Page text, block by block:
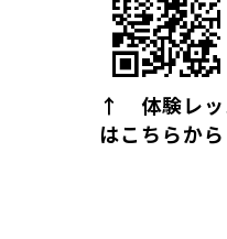
↑ 体験レッ
はこちらから